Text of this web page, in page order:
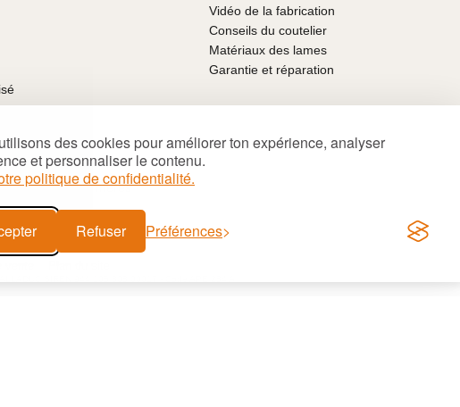
des cookies pour améliorer ton expérience, analyser
et personnaliser le contenu.
politique de confidentialité.
Refuser Préférences
fête des pères
pour Noël
fête des mères
Vidéo de la fabrication
Conseils du coutelier
Matériaux des lames
Garantie et réparation
SIREN 944 105 808 00017 - Code APE 284 A